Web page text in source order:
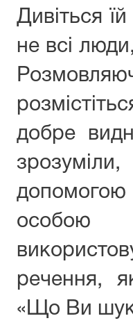
Дивіться
не всі
добре
особою
речення,
«Що Ви